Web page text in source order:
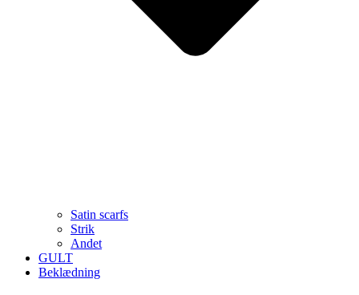
Satin scarfs
Strik
Andet
GULT
Beklædning